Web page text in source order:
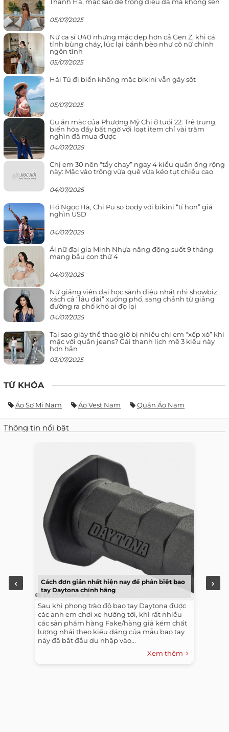
05/07/2025
Nữ ca sĩ U40 nhưng mặc đẹp hơn cả Gen Z, khi cá
tính bùng cháy, lúc lại bánh bèo như cô nữ chính
ngôn tình
05/07/2025
Hải Tú đi biển không mặc bikini vẫn gây sốt
05/07/2025
Gu ăn mặc của Phương Mỹ Chi ở tuổi 22: Trẻ trung,
biến hóa đầy bất ngờ với loạt item chỉ vài trăm
nghìn đã mua được
04/07/2025
Chị em 30 nên “tẩy chay” ngay 4 kiểu quần ống rộng
này: Mặc vào trông vừa quê vừa kéo tụt chiều cao
04/07/2025
Hồ Ngọc Hà, Chi Pu so body với bikini “tí hon” giá
nghìn USD
04/07/2025
Ái nữ đại gia Minh Nhựa năng động suốt 9 tháng
mang bầu con thứ 4
04/07/2025
Nữ giảng viên đại học sành điệu nhất nhì showbiz,
xách cả “lâu đài” xuống phố, sang chảnh từ giảng
đường ra phố khó ai đọ lại
04/07/2025
Tại sao giày thể thao giờ bị nhiều chị em “xếp xó” khi
mặc với quần jeans? Gái thanh lịch mê 3 kiểu này
hơn hẳn
03/07/2025
TỪ KHÓA
Áo Sơ Mi Nam Áo Vest Nam Quần Áo Nam
Thông tin nổi bật
Cách đơn giản nhất hiện nay để phân biệt bao
tay Daytona chính hãng
Sau khi phong trào độ bao tay Daytona được
các anh em chơi xe hướng tới, khì rất nhiều
các sản phẩm hàng Fake/hàng giả kém chất
lượng nhái theo kiểu dáng của mẫu bao tay
này đã bắt đầu du nhập vào...
Xem thêm